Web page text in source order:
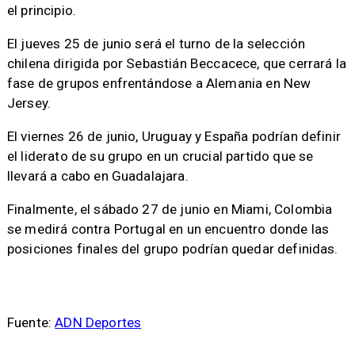
el principio.
El jueves 25 de junio será el turno de la selección
chilena dirigida por Sebastián Beccacece, que cerrará la
fase de grupos enfrentándose a Alemania en New
Jersey.
El viernes 26 de junio, Uruguay y España podrían definir
el liderato de su grupo en un crucial partido que se
llevará a cabo en Guadalajara.
Finalmente, el sábado 27 de junio en Miami, Colombia
se medirá contra Portugal en un encuentro donde las
posiciones finales del grupo podrían quedar definidas.
Fuente:ADN Deportes